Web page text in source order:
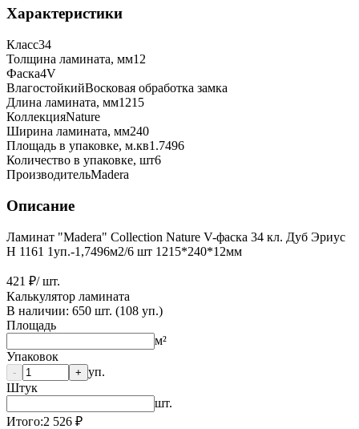
Характеристики
Класс34
Толщина ламината, мм12
Фаска4V
ВлагостойкийВосковая обработка замка
Длина ламината, мм1215
КоллекцияNature
Ширина ламината, мм240
Площадь в упаковке, м.кв1.7496
Количество в упаковке, шт6
ПроизводительMadera
Описание
Ламинат "Madera" Collection Nature V-фаска 34 кл. Дуб Эриус
H 1161 1уп.-1,7496м2/6 шт 1215*240*12мм
421 ₽/ шт.
Калькулятор ламината
В наличии: 650 шт. (108 уп.)
Площадь
м²
Упаковок
- + уп.
Штук
шт.
Итого:2 526 ₽